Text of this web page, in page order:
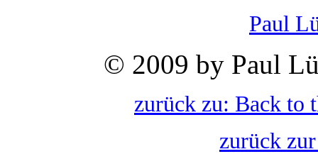
Paul
© 2009 by Paul
zurück zu: Back to
zurück